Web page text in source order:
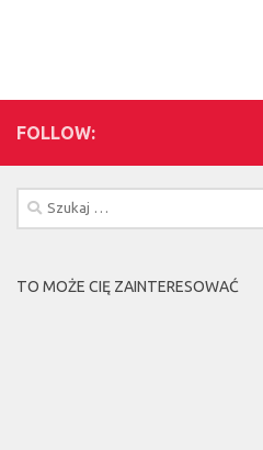
FOLLOW:
Szukaj:
TO MOŻE CIĘ ZAINTERESOWAĆ